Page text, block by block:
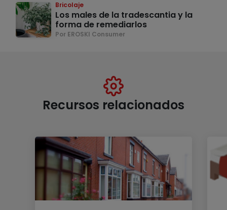
Bricolaje
Los males de la tradescantia y la
forma de remediarlos
Por EROSKI Consumer
Recursos relacionados